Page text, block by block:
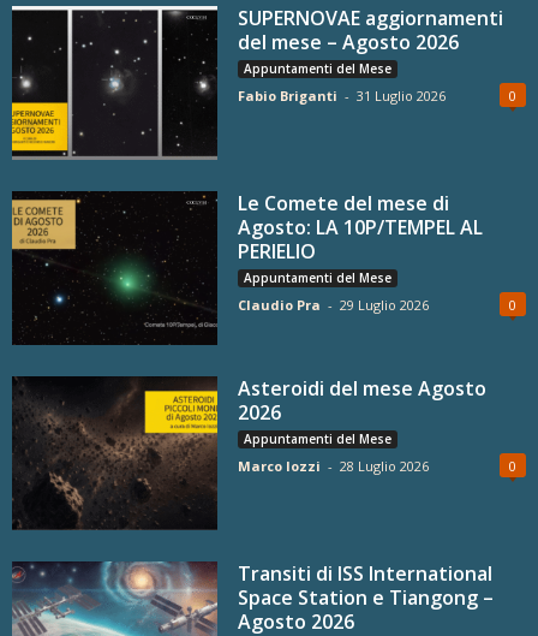
SUPERNOVAE aggiornamenti
del mese – Agosto 2026
Appuntamenti del Mese
Fabio Briganti - 31 Luglio 2026 0
Le Comete del mese di
Agosto: LA 10P/TEMPEL AL
PERIELIO
Appuntamenti del Mese
Claudio Pra - 29 Luglio 2026 0
Asteroidi del mese Agosto
2026
Appuntamenti del Mese
Marco Iozzi - 28 Luglio 2026 0
Transiti di ISS International
Space Station e Tiangong –
Agosto 2026